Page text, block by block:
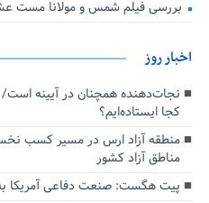
بررسی فیلم شمس و مولانا مست
اخبار روز
کجا ایستاده‌ایم؟
منطقه آزاد ارس در مسیر کسب
مناطق آزاد کشور
پیت هگست: صنعت دفاعی آمریکا به